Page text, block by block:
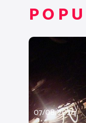
07/08/2026